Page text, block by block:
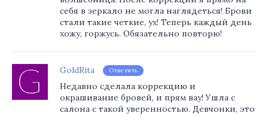
себя в зеркало не могла наглядеться! Брови
стали такие четкие, ух! Теперь каждый день
хожу, горжусь. Обязательно повторю!
GoldRita Ответить
Недавно сделала коррекцию и
окрашивание бровей, и прям вау! Ушла с
салона с такой уверенностью. Девчонки, это